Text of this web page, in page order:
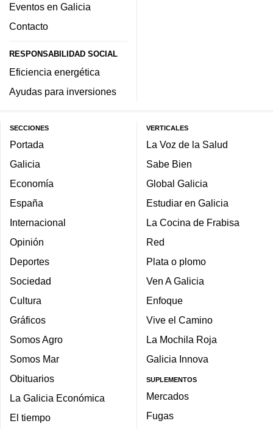
Eventos en Galicia
Contacto
RESPONSABILIDAD SOCIAL
Eficiencia energética
Ayudas para inversiones
SECCIONES
Portada
Galicia
Economía
España
Internacional
Opinión
Deportes
Sociedad
Cultura
Gráficos
Somos Agro
Somos Mar
Obituarios
La Galicia Económica
El tiempo
VERTICALES
La Voz de la Salud
Sabe Bien
Global Galicia
Estudiar en Galicia
La Cocina de Frabisa
Red
Plata o plomo
Ven A Galicia
Enfoque
Vive el Camino
La Mochila Roja
Galicia Innova
SUPLEMENTOS
Mercados
Fugas